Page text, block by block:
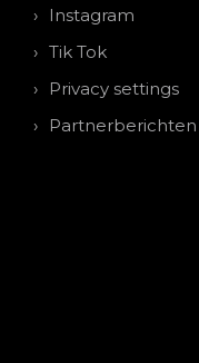
Instagram
Tik Tok
Privacy settings
Partnerberichten